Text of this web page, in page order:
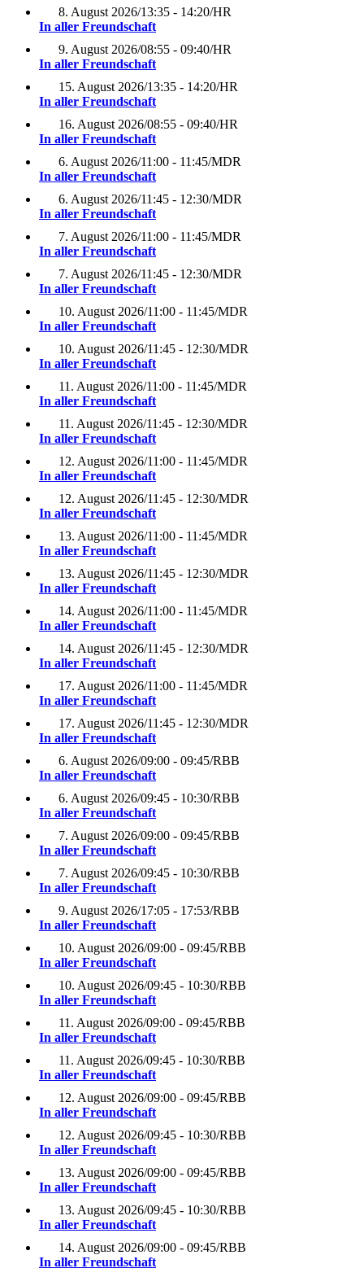
8. August 2026/13:35 - 14:20/HR
In aller Freundschaft
9. August 2026/08:55 - 09:40/HR
In aller Freundschaft
15. August 2026/13:35 - 14:20/HR
In aller Freundschaft
16. August 2026/08:55 - 09:40/HR
In aller Freundschaft
6. August 2026/11:00 - 11:45/MDR
In aller Freundschaft
6. August 2026/11:45 - 12:30/MDR
In aller Freundschaft
7. August 2026/11:00 - 11:45/MDR
In aller Freundschaft
7. August 2026/11:45 - 12:30/MDR
In aller Freundschaft
10. August 2026/11:00 - 11:45/MDR
In aller Freundschaft
10. August 2026/11:45 - 12:30/MDR
In aller Freundschaft
11. August 2026/11:00 - 11:45/MDR
In aller Freundschaft
11. August 2026/11:45 - 12:30/MDR
In aller Freundschaft
12. August 2026/11:00 - 11:45/MDR
In aller Freundschaft
12. August 2026/11:45 - 12:30/MDR
In aller Freundschaft
13. August 2026/11:00 - 11:45/MDR
In aller Freundschaft
13. August 2026/11:45 - 12:30/MDR
In aller Freundschaft
14. August 2026/11:00 - 11:45/MDR
In aller Freundschaft
14. August 2026/11:45 - 12:30/MDR
In aller Freundschaft
17. August 2026/11:00 - 11:45/MDR
In aller Freundschaft
17. August 2026/11:45 - 12:30/MDR
In aller Freundschaft
6. August 2026/09:00 - 09:45/RBB
In aller Freundschaft
6. August 2026/09:45 - 10:30/RBB
In aller Freundschaft
7. August 2026/09:00 - 09:45/RBB
In aller Freundschaft
7. August 2026/09:45 - 10:30/RBB
In aller Freundschaft
9. August 2026/17:05 - 17:53/RBB
In aller Freundschaft
10. August 2026/09:00 - 09:45/RBB
In aller Freundschaft
10. August 2026/09:45 - 10:30/RBB
In aller Freundschaft
11. August 2026/09:00 - 09:45/RBB
In aller Freundschaft
11. August 2026/09:45 - 10:30/RBB
In aller Freundschaft
12. August 2026/09:00 - 09:45/RBB
In aller Freundschaft
12. August 2026/09:45 - 10:30/RBB
In aller Freundschaft
13. August 2026/09:00 - 09:45/RBB
In aller Freundschaft
13. August 2026/09:45 - 10:30/RBB
In aller Freundschaft
14. August 2026/09:00 - 09:45/RBB
In aller Freundschaft